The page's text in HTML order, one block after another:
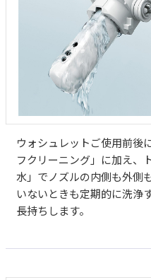
ウォシュレットご使用前後
フクリーニング」に加え、
水」でノズルの内側も外側
いないときも定期的に洗浄
長持ちします。